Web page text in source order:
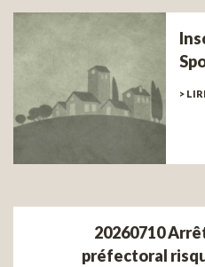
>
20260710
préfectoral